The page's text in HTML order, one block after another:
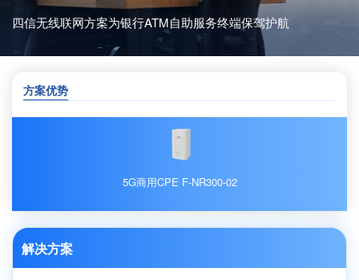
四信无线联网方案为银行ATM自助服务终端保驾护航
方案优势
5G商用CPE F-NR300-02
解决方案